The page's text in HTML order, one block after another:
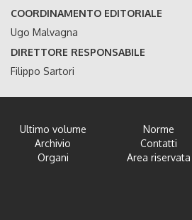
COORDINAMENTO EDITORIALE
Ugo Malvagna
DIRETTORE RESPONSABILE
Filippo Sartori
Ultimo volume
Archivio
Organi
Norme
Contatti
Area riservata